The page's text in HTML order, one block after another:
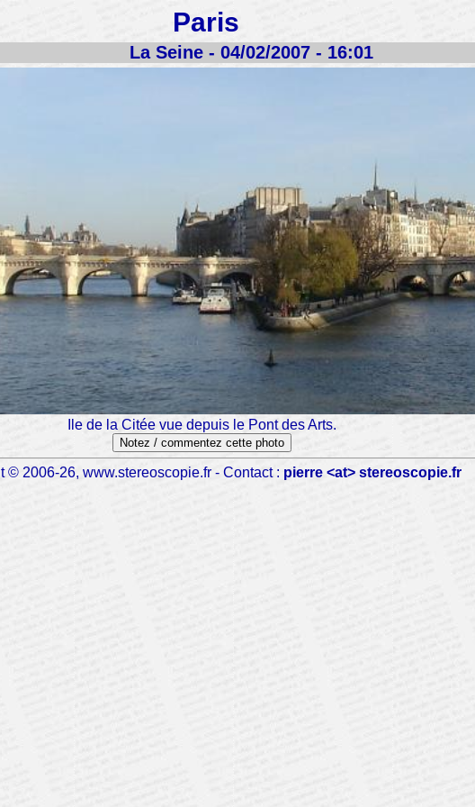
Paris
La Seine - 04/02/2007 - 16:01
Ile de la Citée vue depuis le Pont des Arts.
Notez / commentez cette photo
© 2006-26, www.stereoscopie.fr - Contact : pierre <at> stereoscopie.fr